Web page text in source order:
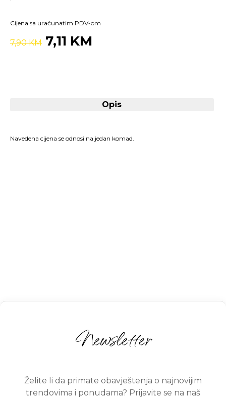
Cijena sa uračunatim PDV-om
7,90 KM 7,11 KM
Opis
Navedena cijena se odnosi na jedan komad.
Newsletter
Želite li da primate obavještenja o najnovijim
trendovima i ponudama? Prijavite se na naš